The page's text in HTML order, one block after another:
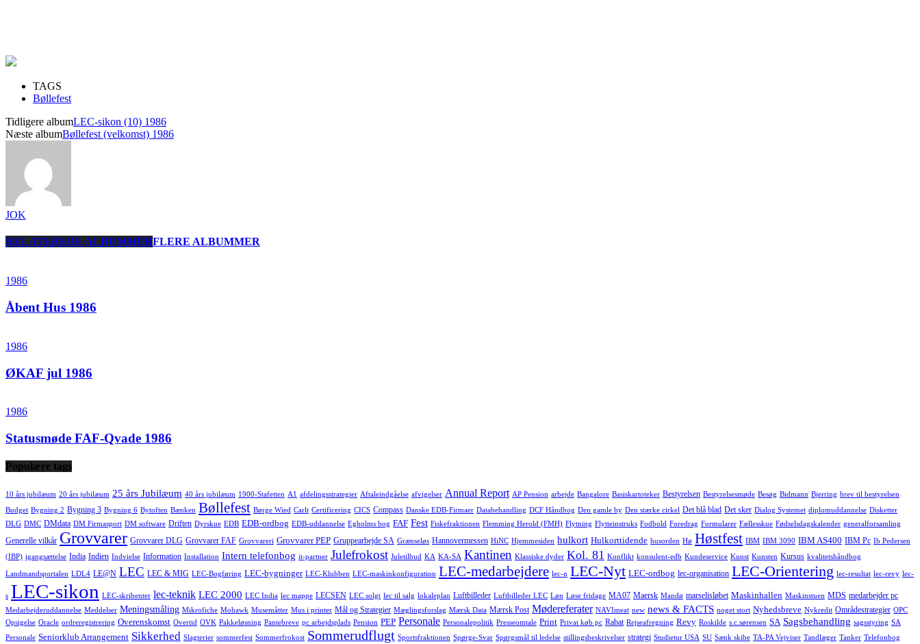
TAGS
Bøllefest
Tidligere albumLEC-sikon (10) 1986
Næste albumBøllefest (velkomst) 1986
JOK
RELATEREDE ALBUMMERFLERE ALBUMMER
1986
Åbent Hus 1986
1986
ØKAF jul 1986
1986
Statusmøde FAF-Qvade 1986
Populære tags
10 års jubilæum 20 års jubilæum 25 års Jubilæum 40 års jubilæum 1900-Stafetten A1 afdelingsstrategier Aftaleindgåelse afvigelser Annual Report AP Pension arbejde Bangalore Basiskartoteker Bestyrelsen Bestyrelsesmøde Besøg Bidmann Bjerring brev til bestyrelsen
Budget Bygning 2 Bygning 3 Bygning 6 Bytoften Bænken Bøllefest Børge Wied Carlt Certificering CICS Compass Danske EDB-Firmaer Databehandling DCF Håndbog Den gamle by Den stærke cirkel Det blå blad Det sker Dialog Systemet diplomuddannelse Disketter
DLG DMC DMdata DM Firmasport DM software Driften Dyrskue EDB EDB-ordbog EDB-uddannelse Egholms bog FAF Fest Fiskefraktionen Flemming Herold (FMH) Flytning Flytteinstruks Fodbold Foredrag Formularer Fællesskue Fødselsdagskalender generalforsamling
Generelle vilkår Grovvarer Grovvarer DLG Grovvarer FAF Grovvareri Grovvarer PEP Gruppearbejde SA Grænseløs Hannovermessen HiNC Hjemmesiden hulkort Hulkorttidende husorden Hø Høstfest IBM IBM 3090 IBM AS400 IBM Pc Ib Pedersen
(IBP) igangsættelse India Indien Indvielse Information Installation Intern telefonbog it-partner Julefrokost Juletilbud KA KA-SA Kantinen Klassiske dyder Kol. 81 Konflikt konsulent-edb Kundeservice Kunst Kunsten Kursus kvalitetshåndbog
Landmandsportalen LDL4 LE@N LEC LEC & MIG LEC-Bogføring LEC-bygninger LEC-Klubben LEC-maskinkonfiguration LEC-medarbejdere lec-n LEC-Nyt LEC-ordbog lec-organisation LEC-Orientering lec-resultat lec-revy lec-
s LEC-sikon LEC-skribenter lec-teknik LEC 2000 LEC India lec mappe LECSEN LEC solgt lec til salg lokaleplan Luftbilleder Luftbilleder LEC Løn Løse fridage MA07 Maersk Mandø marselisløbet Maskinhallen Maskinstuen MDS medarbejder pc
Medarbejderuddannelse Meddelser Meningsmåling Mikrofiche Mohawk Musemåtter Mus i printer Mål og Strategier Mæglingsforslag Mærsk Data Mærsk Post Mødereferater NAVImeat new news & FACTS noget stort Nyhedsbreve Nykredit Områdestrategier OPC
Opsigelse Oracle ordreregistrering Overenskomst Overtid OVK Pakkeløsning Pantebreve pc arbejdsplads Pension PEP Personale Personalepolitik Presseomtale Print Privat køb pc Rabat Rejseafregning Revy Roskilde s.c.sørensen SA Sagsbehandling sagsstyring SA
Personale Seniorklub Arrangement Sikkerhed Slagterier sommerfest Sommerfrokost Sommerudflugt Sportsfraktionen Spørge-Svar Spørgsmål til ledelse stillingsbeskrivelser strategi Studietur USA SU Sænk skibe TA-PA Vejviser Tandlæger Tanker Telefonbog